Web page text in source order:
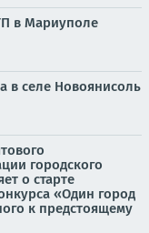
в Мариуполе
в селе Новоянисоль
городского
о старте
«Один город
к предстоящему